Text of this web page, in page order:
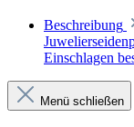
Beschreibung
Einschlagen
Menü schließen